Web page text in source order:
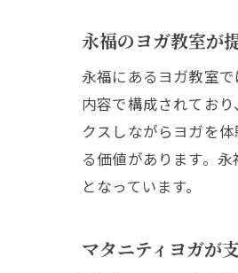
永福のヨガ教室が
永福にあるヨガ教室
内容で構成されてお
クスしながらヨガを
る価値があります。
となっています。
マタニティヨガが